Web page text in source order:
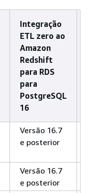
Integração
ETL zero ao
Amazon
Redshift
para RDS
para
PostgreSQL
16
Versão 16.7
e posterior
Versão 16.7
e posterior